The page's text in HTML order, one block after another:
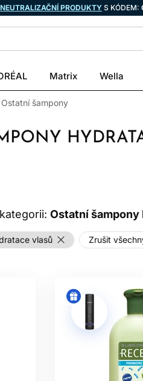
NEUTRALIZAČNÍ PRODUKTY S KÓDEM:
Matrix Wella
Ostatní šampony
Ostatní šampony
vlasů Zrušit